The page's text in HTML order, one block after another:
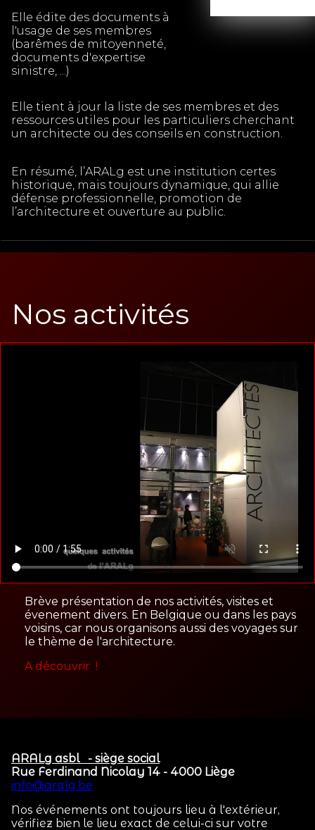
Elle édite des documents à
l'usage de ses membres
(barêmes de mitoyenneté,
documents d'expertise
sinistre, ...)
Elle tient à jour la liste de ses membres et des
ressources utiles pour les particuliers cherchant
un architecte ou des conseils en construction.
En résumé, l’ARALg est une institution certes
historique, mais toujours dynamique, qui allie
défense professionnelle, promotion de
l’architecture et ouverture au public.
Nos activités
Brève présentation de nos activités, visites et
évenement divers. En Belgique ou dans les pays
voisins, car nous organisons aussi des voyages sur
le thème de l'architecture.
A découvrir !
ARALg asbl - siège social
Rue Ferdinand Nicolay 14 - 4000 Liège
info@aralg.be
Nos événements ont toujours lieu à l'extérieur,
vérifiez bien le lieu exact de celui-ci sur votre